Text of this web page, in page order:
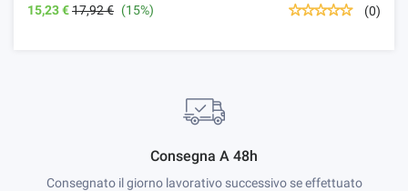
15,23 €17,92 € (15%) (0)
Consegna A 48h
Consegnato il giorno lavorativo successivo se effettuato